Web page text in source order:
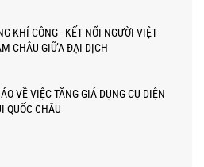
KHÍ CÔNG - KẾT NỐI NGƯỜI VIỆT
CHÂU GIỮA ĐẠI DỊCH
VỀ VIỆC TĂNG GIÁ DỤNG CỤ DIỆN
QUỐC CHÂU